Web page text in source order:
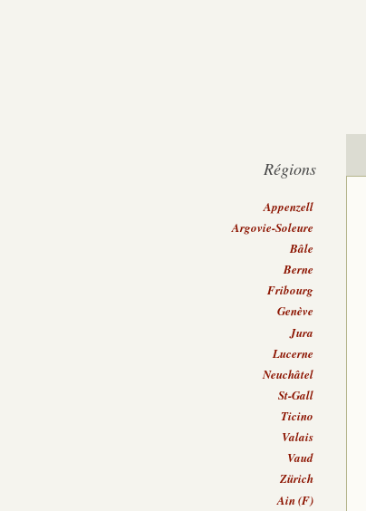
Régions
Appenzell
Argovie-Soleure
Bâle
Berne
Fribourg
Genève
Jura
Lucerne
Neuchâtel
St-Gall
Ticino
Valais
Vaud
Zürich
Ain (F)